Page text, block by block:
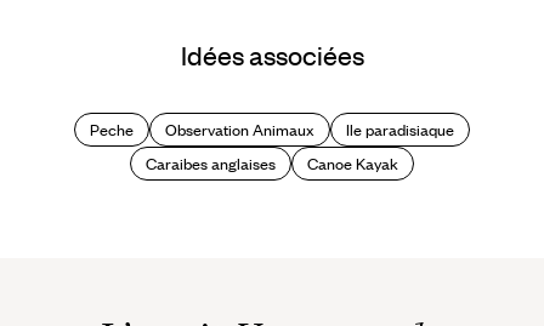
Quand partir à la
Barbade ?
Idées associées
Peche Observation Animaux
Ile paradisiaque
Caraibes anglaises
Canoe Kayak